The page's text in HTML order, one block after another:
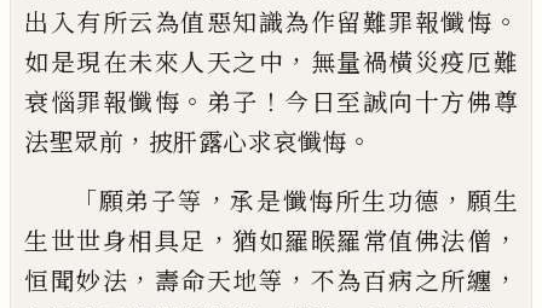
出入有所云為值惡知識為作留難罪報懺悔 。
如是現在未來人天之中 ， 無量禍橫災疫厄難
衰惱罪報懺悔 。 弟子 ！ 今日至誠向十方佛尊
法聖眾前 ， 披肝露心求哀懺悔 。
「願弟子等 ，承是懺悔所生功德 ， 願生
生世世身相具足 ，猶如羅睺羅常值佛法僧 ，
恒聞妙法 ， 壽命天地等 ， 不為百病之所纏 ，